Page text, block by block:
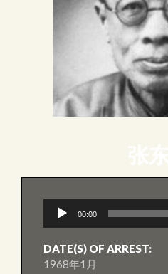
放
器
00:00
DATE(S) OF ARREST:
1968年1月